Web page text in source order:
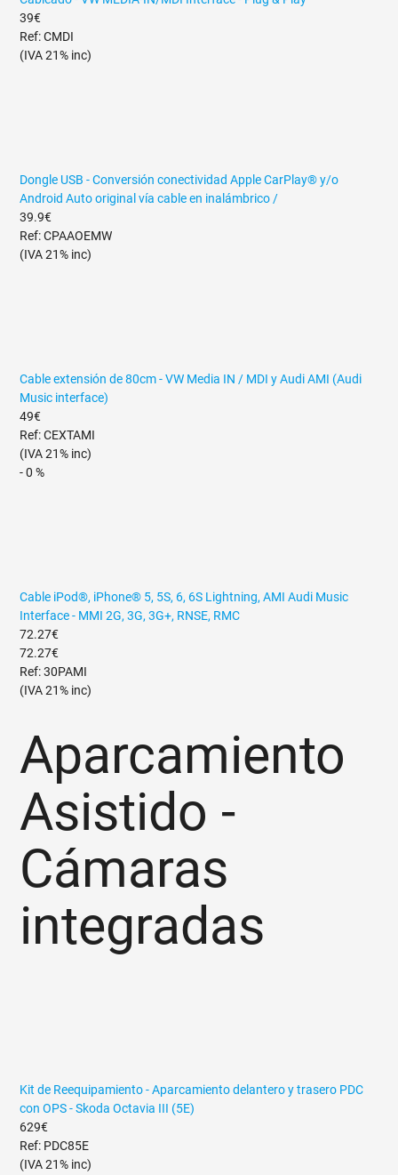
39€
Ref: CMDI
(IVA 21% inc)
Dongle USB - Conversión conectividad Apple CarPlay® y/o
Android Auto original vía cable en inalámbrico /
39.9€
Ref: CPAAOEMW
(IVA 21% inc)
Cable extensión de 80cm - VW Media IN / MDI y Audi AMI (Audi
Music interface)
49€
Ref: CEXTAMI
(IVA 21% inc)
- 0 %
Cable iPod®, iPhone® 5, 5S, 6, 6S Lightning, AMI Audi Music
Interface - MMI 2G, 3G, 3G+, RNSE, RMC
72.27€
72.27€
Ref: 30PAMI
(IVA 21% inc)
Aparcamiento
Asistido -
Cámaras
integradas
Kit de Reequipamiento - Aparcamiento delantero y trasero PDC
con OPS - Skoda Octavia III (5E)
629€
Ref: PDC85E
(IVA 21% inc)